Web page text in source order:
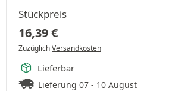
Stückpreis
16,39€
ZuzüglichVersandkosten
Lieferbar
Lieferung 07 - 10 August